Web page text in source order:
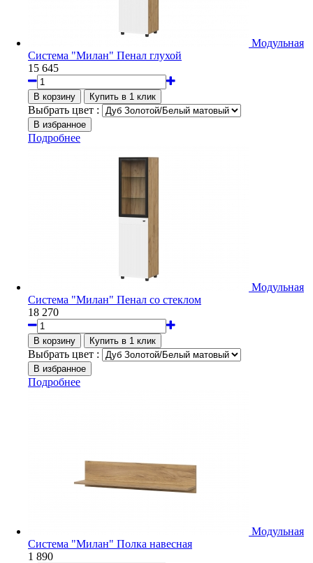
Модульная
Система "Милан" Пенал глухой
15 645
Выбрать цвет :
Подробнее
Модульная
Система "Милан" Пенал со стеклом
18 270
Выбрать цвет :
Подробнее
Модульная
Система "Милан" Полка навесная
1 890